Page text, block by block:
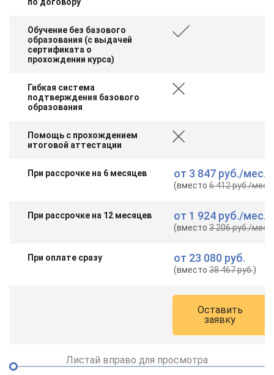
Обучение без базового
образования (с выдачей
сертификата о
прохождении курса)
Гибкая система
подтверждения базового
образования
Помощь с прохождением
итоговой аттестации
При рассрочке на 6 месяцев от 3 847 руб./мес.
(вместо6 412 руб./мес.
При рассрочке на 12 месяцев от 1 924 руб./мес.
(вместо3 206 руб./мес.
При оплате сразу от 23 080 руб.
(вместо38 467 руб.)
Оставить
заявку
Листай вправо для просмотра
Мессенджеры
Свяжитесь с нами через любой удобный мессенджер!